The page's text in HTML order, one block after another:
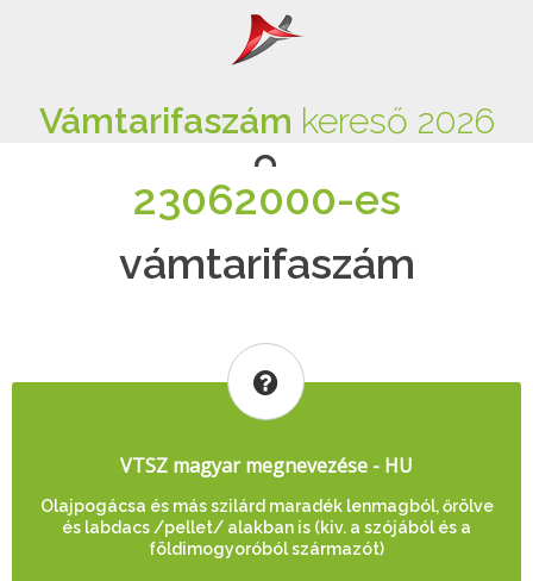
Vámtarifaszám kereső 2026
23062000-es
vámtarifaszám
VTSZ magyar megnevezése - HU
Olajpogácsa és más szilárd maradék lenmagból, őrölve
és labdacs /pellet/ alakban is (kiv. a szójából és a
földimogyoróból származót)